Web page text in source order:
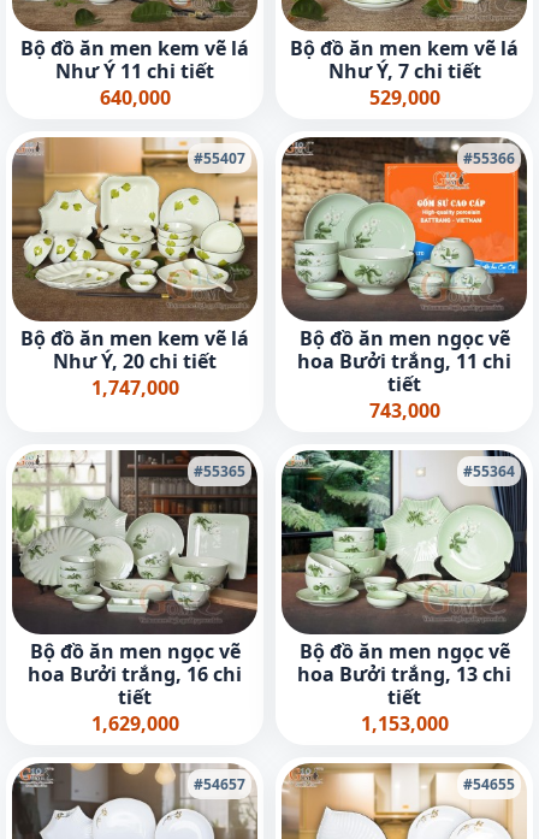
Bộ đồ ăn men kem vẽ lá
Như Ý 11 chi tiết
640,000
Bộ đồ ăn men kem vẽ lá
Như Ý, 7 chi tiết
529,000
#55407
Bộ đồ ăn men kem vẽ lá
Như Ý, 20 chi tiết
1,747,000
#55366
Bộ đồ ăn men ngọc vẽ
hoa Bưởi trắng, 11 chi
tiết
743,000
#55365
Bộ đồ ăn men ngọc vẽ
hoa Bưởi trắng, 16 chi
tiết
1,629,000
#55364
Bộ đồ ăn men ngọc vẽ
hoa Bưởi trắng, 13 chi
tiết
1,153,000
#54657 #54655